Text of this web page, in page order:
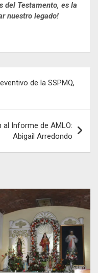
del Testamento, es la
nuestro legado!
de la SSPMQ,
Informe de AMLO:
Abigail Arredondo